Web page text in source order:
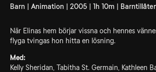
Barn | Animation | 2005 | 1h 10m |
När Elinas hem börjar vissna och hennes
flyga tvingas hon hitta en lösning.
Med:
Kelly Sheridan, Tabitha St. Germain, Kathleen